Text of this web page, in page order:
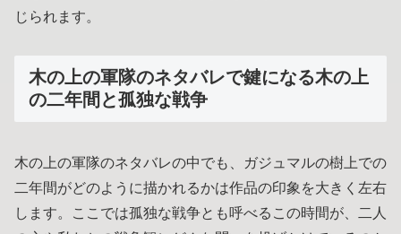
じられます。
木の上の軍隊のネタバレで鍵になる木の上
の二年間と孤独な戦争
木の上の軍隊のネタバレの中でも、ガジュマルの樹上での
二年間がどのように描かれるかは作品の印象を大きく左右
します。ここでは孤独な戦争とも呼べるこの時間が、二人